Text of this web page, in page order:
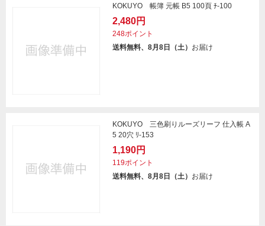
KOKUYO 帳簿 元帳 B5 100頁 ﾁ-100
2,480円
248ポイント
送料無料、8月8日（土） お届け
KOKUYO 三色刷りルーズリーフ 仕入帳 A
5 20穴 ﾘ-153
1,190円
119ポイント
送料無料、8月8日（土） お届け